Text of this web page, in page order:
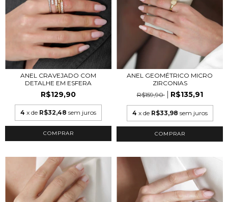
ANEL CRAVEJADO COM
DETALHE EM ESFERA
R$129,90
4 x de R$32,48 sem juros
COMPRAR
ANEL GEOMÉTRICO MICRO
ZIRCONIAS
R$159,90
R$135,91
4 x de R$33,98 sem juros
COMPRAR